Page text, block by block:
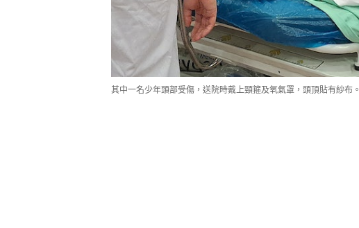
其中一名少年頭部受傷，送院時戴上頸箍及氧氣罩，頭頂貼有紗布。